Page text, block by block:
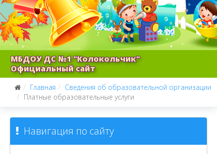
МБДОУ ДС №1 "Колокольчик"
Официальный сайт
Главная
Сведения об образовательной организации
Платные образовательные услуги
Навигация по сайту